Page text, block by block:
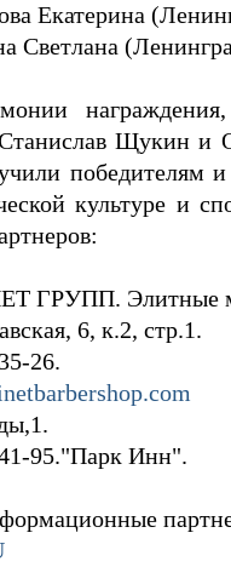
Екатерина
Светлана
Щукин и
победителям
культуре и
ГРУПП. Элитные
6, к.2, стр.1.
26.
95."Парк Инн".